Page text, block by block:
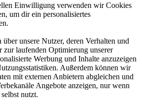
Einwilligung verwenden wir Cookies
um dir ein personalisiertes
unsere Nutzer, deren Verhalten und
zur laufenden Optimierung unserer
Werbung und Inhalte anzuzeigen
Außerdem können wir
mit externen Anbietern abgleichen und
Angebote anzeigen, nur wenn
nutzt.